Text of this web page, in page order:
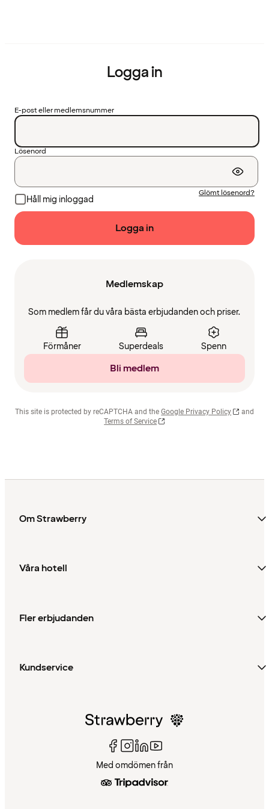
Logga in
E-post eller medlemsnummer
Lösenord
Håll mig inloggad
Glömt lösenord?
Logga in
Medlemskap
Som medlem får du våra bästa erbjudanden och priser.
Förmåner Superdeals Spenn
Bli medlem
This site is protected by reCAPTCHA and the Google Privacy Policy
and
Terms of Service
Om Strawberry
Våra hotell
Fler erbjudanden
Kundservice
Med omdömen från